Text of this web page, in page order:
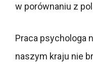
w porównaniu z
Praca psychologa
naszym kraju nie